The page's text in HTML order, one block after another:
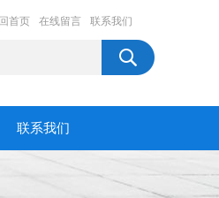
首页 在线留言 联系我们
联系我们